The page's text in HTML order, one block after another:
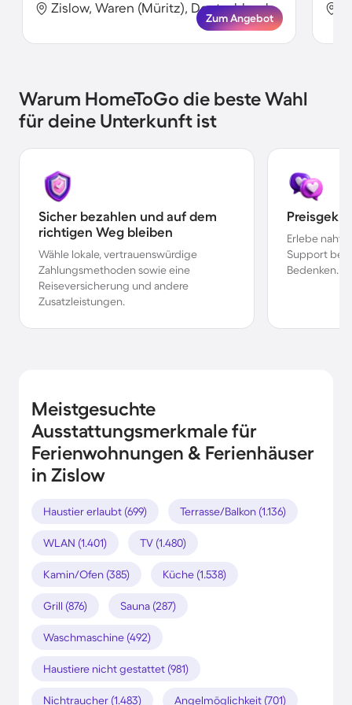
Zislow, Waren (Müritz), Deutschland
Zum Angebot
Warum HomeToGo die beste Wahl
für deine Unterkunft ist
Sicher bezahlen und auf dem
richtigen Weg bleiben
Wähle lokale, vertrauenswürdige
Zahlungsmethoden sowie eine
Reiseversicherung und andere
Zusatzleistungen.
Erlebe
Support bei
Bedenken.
Meistgesuchte
Ausstattungsmerkmale für
Ferienwohnungen & Ferienhäuser
in Zislow
Haustier erlaubt (699) Terrasse/Balkon (1.136)
WLAN (1.401) TV (1.480)
Kamin/Ofen (385) Küche (1.538)
Grill (876) Sauna (287)
Waschmaschine (492)
Haustiere nicht gestattet (981)
Nichtraucher (1.483) Angelmöglichkeit (701)